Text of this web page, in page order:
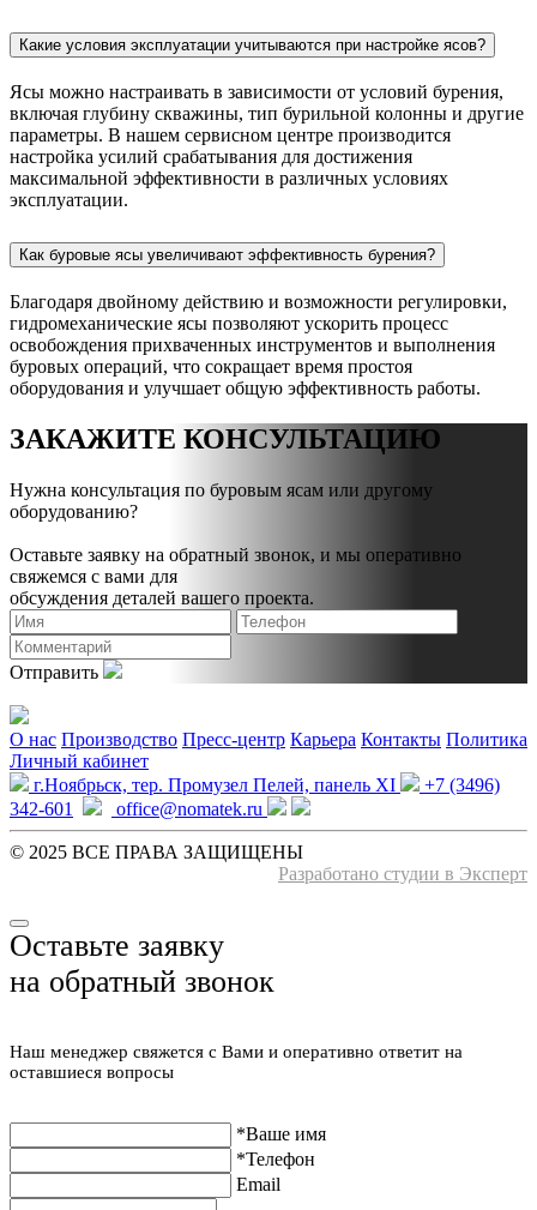
Какие условия эксплуатации учитываются при настройке ясов?
Ясы можно настраивать в зависимости от условий бурения,
включая глубину скважины, тип бурильной колонны и другие
параметры. В нашем сервисном центре производится
настройка усилий срабатывания для достижения
максимальной эффективности в различных условиях
эксплуатации.
Как буровые ясы увеличивают эффективность бурения?
Благодаря двойному действию и возможности регулировки,
гидромеханические ясы позволяют ускорить процесс
освобождения прихваченных инструментов и выполнения
буровых операций, что сокращает время простоя
оборудования и улучшает общую эффективность работы.
ЗАКАЖИТЕ КОНСУЛЬТАЦИЮ
Нужна консультация по буровым ясам или другому
оборудованию?
Оставьте заявку на обратный звонок, и мы оперативно
свяжемся с вами для
обсуждения деталей вашего проекта.
Отправить
О нас Производство Пресс-центр Карьера Контакты Политика
Личный кабинет
г.Ноябрьск, тер. Промузел Пелей, панель XI
+7 (3496)
342-601
office@nomatek.ru
© 2025 ВСЕ ПРАВА ЗАЩИЩЕНЫ️
Разработано студии в Эксперт
Оставьте заявку
на обратный звонок
Наш менеджер свяжется с Вами и оперативно ответит на
оставшиеся вопросы
*Ваше имя
*Телефон
Email